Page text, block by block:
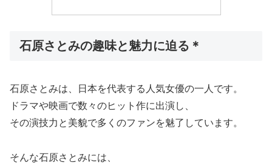
石原さとみの趣味と魅力に迫る＊
石原さとみは、日本を代表する人気女優の一人です。
ドラマや映画で数々のヒット作に出演し、
その演技力と美貌で多くのファンを魅了しています。
そんな石原さとみには、